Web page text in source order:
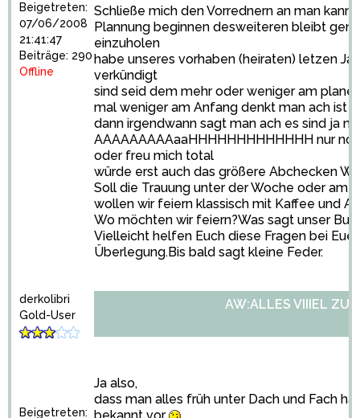
Beigetreten:
07/06/2008
21:41:47
Beiträge: 290
Offline
Schließe mich den Vorrednern an man
Plannung beginnen desweiteren bleibt
einzuholen
habe unseres vorhaben (heiraten) letzen
verkündigt
sind seid dem mehr oder weniger am
mal weniger am Anfang denkt man ach ist
dann irgendwann sagt man ach es sind ja
AAAAAAAAAaaHHHHHHHHHHHHH nur
oder freu mich total
würde erst auch das größere Abchecken
Soll die Trauung unter der Woche oder am
wollen wir feiern klassisch mit Kaffee und
Wo möchten wir feiern?Was sagt unser
Vielleicht helfen Euch diese Fragen bei
Überlegung.Bis bald sagt kleine Feder.
derkolibri
Gold-User
Beigetreten:
AW:ALLES VIIIEL ZU
Ja also,
dass man alles früh unter Dach und Fach